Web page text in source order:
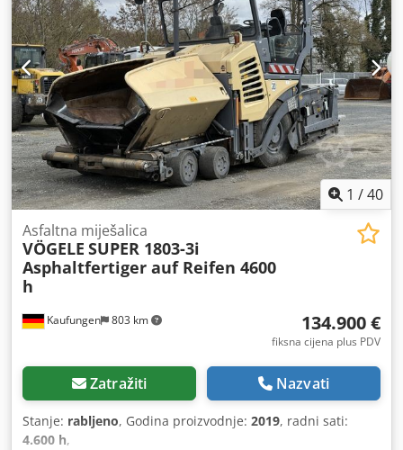
1 /40
Kaufungen 803 km
Asfaltna miješalica
VÖGELE SUPER 1803-3i
Asphaltfertiger auf Reifen 4600
h
134.900 €
fiksna cijena plus PDV
Zatražiti Nazvati
Stanje: rabljeno, Godina proizvodnje: 2019, radni sati:
4.600 h,